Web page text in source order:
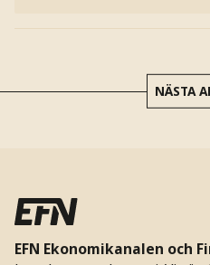
NÄSTA
EFN Ekonomikanalen och